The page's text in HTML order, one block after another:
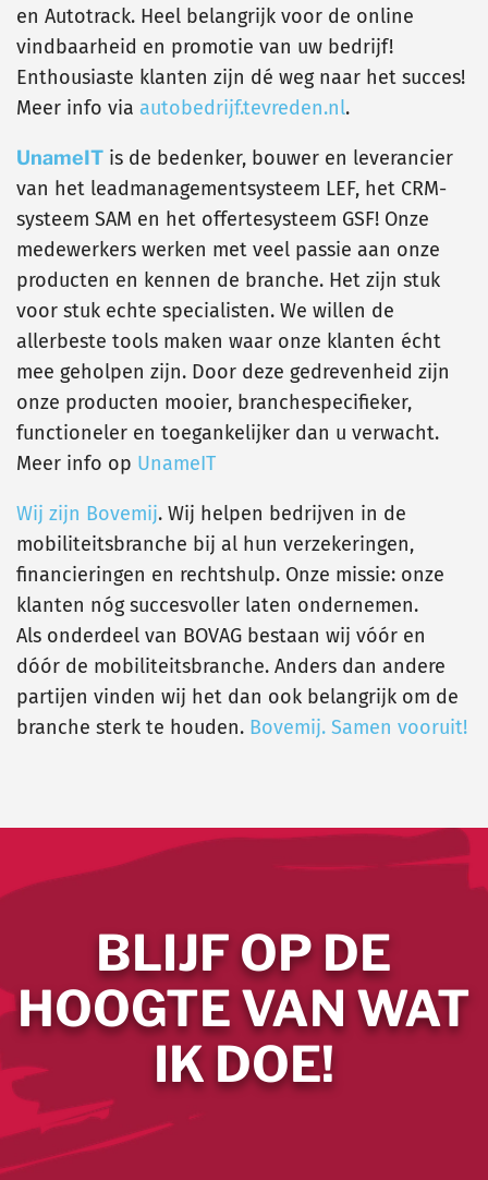
en Autotrack. Heel belangrijk voor de online
vindbaarheid en promotie van uw bedrijf!
Enthousiaste klanten zijn dé weg naar het succes!
Meer info via autobedrijf.tevreden.nl.
UnameIT is de bedenker, bouwer en leverancier
van het leadmanagementsysteem LEF, het CRM-
systeem SAM en het offertesysteem GSF! Onze
medewerkers werken met veel passie aan onze
producten en kennen de branche. Het zijn stuk
voor stuk echte specialisten. We willen de
allerbeste tools maken waar onze klanten écht
mee geholpen zijn. Door deze gedrevenheid zijn
onze producten mooier, branchespecifieker,
functioneler en toegankelijker dan u verwacht.
Meer info op UnameIT
Wij zijn Bovemij. Wij helpen bedrijven in de
mobiliteitsbranche bij al hun verzekeringen,
financieringen en rechtshulp. Onze missie: onze
klanten nóg succesvoller laten ondernemen.
Als onderdeel van BOVAG bestaan wij vóór en
dóór de mobiliteitsbranche. Anders dan andere
partijen vinden wij het dan ook belangrijk om de
branche sterk te houden. Bovemij. Samen vooruit!
BLIJF OP DE
HOOGTE VAN WAT
IK DOE!